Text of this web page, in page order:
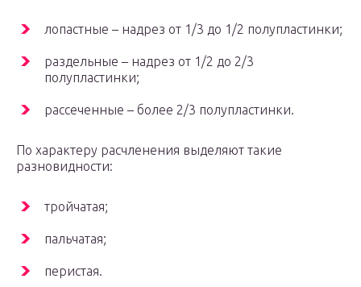
лопастные – надрез от 1/3 до 1/2 полупластинки;
раздельные – надрез от 1/2 до 2/3
полупластинки;
рассеченные – более 2/3 полупластинки.
По характеру расчленения выделяют такие
разновидности:
тройчатая;
пальчатая;
перистая.